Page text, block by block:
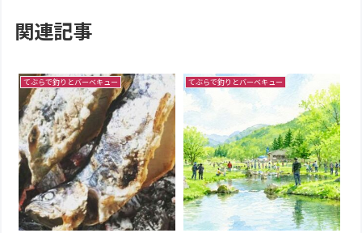
関連記事
てぶらで釣りとバーベキュー てぶらで釣りとバーベキュー